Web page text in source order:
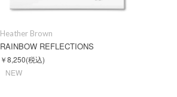
Heather Brown
RAINBOW REFLECTIONS
￥8,250(税込)
NEW